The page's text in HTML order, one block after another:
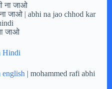
जाओ | abhi na jao chhod kar
जाओ
Hindi
| mohammed rafi abhi